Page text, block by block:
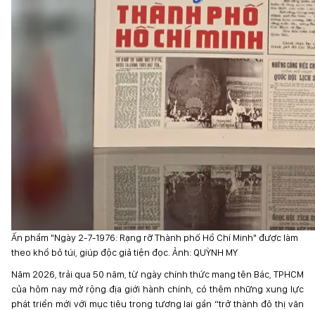
Ấn phẩm "Ngày 2-7-1976: Rạng rỡ Thành phố Hồ Chí Minh" được làm
theo khổ bỏ túi, giúp độc giả tiện đọc. Ảnh: QUỲNH MY
Năm 2026, trải qua 50 năm, từ ngày chính thức mang tên Bác, TPHCM
của hôm nay mở rộng địa giới hành chính, có thêm những xung lực
phát triển mới với mục tiêu trong tương lai gần “trở thành đô thị văn